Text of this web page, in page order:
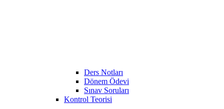
Ders Notları
Dönem Ödevi
Sınav Soruları
Kontrol Teorisi